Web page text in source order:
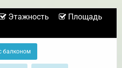
Этажность
Площадь
балконом